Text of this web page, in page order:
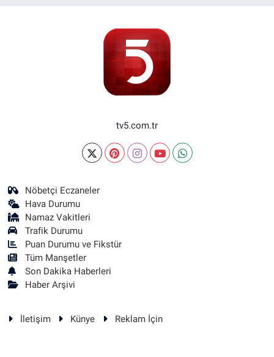
tv5.com.tr
Nöbetçi Eczaneler
Hava Durumu
Namaz Vakitleri
Trafik Durumu
Puan Durumu ve Fikstür
Tüm Manşetler
Son Dakika Haberleri
Haber Arşivi
İletişim Künye Reklam İçin